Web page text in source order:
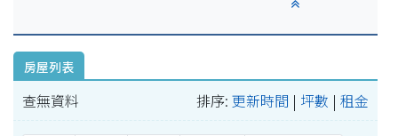
房屋列表
查無資料 排序: 更新時間 | 坪數 | 租金